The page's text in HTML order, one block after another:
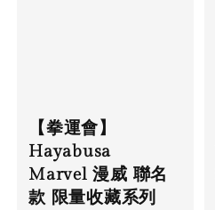
【拳運會】
Hayabusa
Marvel 漫威 聯名
款 限量收藏系列